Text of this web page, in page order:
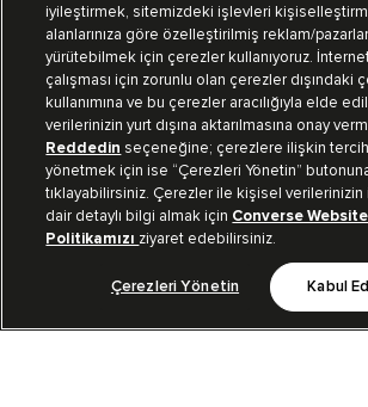
Mağazalarımız
Müşteri İlişkileri
Koleksiyon
Kurumsal
Bizi Takip Et
iyileştirmek, sitemizdeki işlevleri
alanlarınıza göre özelleştirilmiş reklam/
yürütebilmek için çerezler kullanıyoruz.
çalışması için zorunlu olan çerezler dışındaki
kullanımına ve bu çerezler aracılığıyla elde
verilerinizin yurt dışına aktarılmasına onay
Reddedin seçeneğine; çerezlere ilişkin
yönetmek için ise “Çerezleri Yönetin”
tıklayabilirsiniz. Çerezler ile kişisel
dair detaylı bilgi almak için Converse
Politikamızı ziyaret edebilirsiniz.
Çerezleri Yönetin Kabul